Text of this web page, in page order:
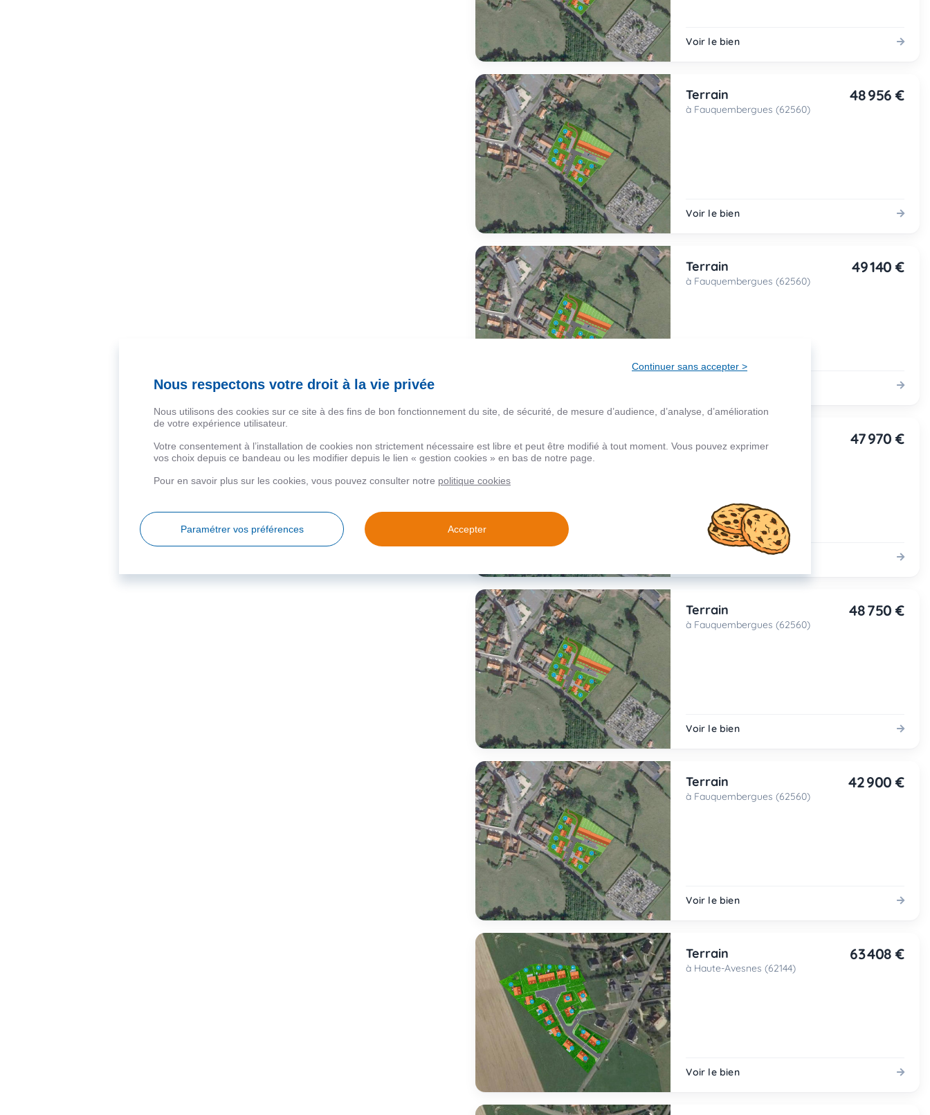
Voir le bien
Terrain
à Fauquembergues (62560)
48 956 €
Voir le bien
Terrain
à Fauquembergues (62560)
49 140 €
à Fauquembergues (62560)
47 970 €
Terrain
à Fauquembergues (62560)
48 750 €
Voir le bien
Terrain
à Fauquembergues (62560)
42 900 €
Voir le bien
Terrain
à Haute-Avesnes (62144)
63 408 €
Voir le bien
Continuer sans accepter >
Nous respectons votre droit à la vie privée
Nous utilisons des cookies sur ce site à des fins de bon fonctionnement du site, de sécurité, de mesure d’audience, d’analyse, d’amélioration
de votre expérience utilisateur.
Votre consentement à l’installation de cookies non strictement nécessaire est libre et peut être modifié à tout moment. Vous pouvez exprimer
vos choix depuis ce bandeau ou les modifier depuis le lien « gestion cookies » en bas de notre page.
Pour en savoir plus sur les cookies, vous pouvez consulter notre politique cookies
Paramétrer vos préférences Accepter